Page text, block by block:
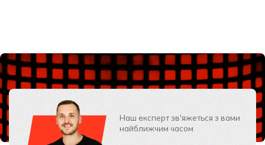
Наш експерт зв'яжеться з вами
найближчим часом